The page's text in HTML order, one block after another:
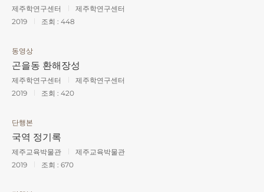
제주학연구센터
제주학연구센터
2019
조회 : 448
동영상
곤을동 환해장성
제주학연구센터
제주학연구센터
2019
조회 : 420
단행본
국역 정기록
제주교육박물관
제주교육박물관
2019
조회 : 670